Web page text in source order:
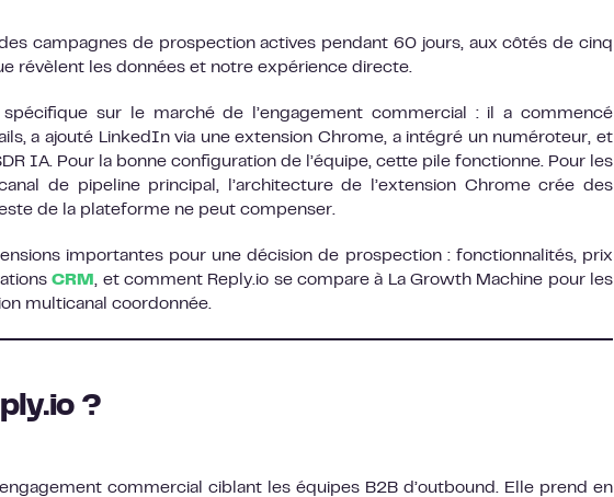
campagnes de prospection actives pendant 60 jours, aux côtés de cinq
révèlent les données et notre expérience directe.
spécifique sur le marché de l’engagement commercial : il a commencé
a ajouté LinkedIn via une extension Chrome, a intégré un numéroteur, et
IA. Pour la bonne configuration de l’équipe, cette pile fonctionne. Pour les
de pipeline principal, l’architecture de l’extension Chrome crée des
de la plateforme ne peut compenser.
importantes pour une décision de prospection : fonctionnalités, prix
CRM, et comment Reply.io se compare à La Growth Machine pour les
multicanal coordonnée.
?
commercial ciblant les équipes B2B d’outbound. Elle prend en